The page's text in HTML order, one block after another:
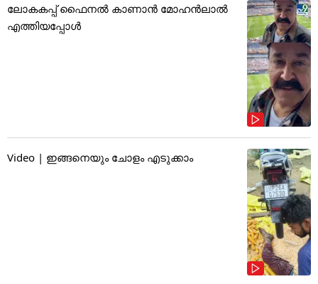
ലോകകപ്പ് ഫൈനൽ കാണാൻ മോഹൻലാൽ
എത്തിയപ്പോൾ
Video | ഇങ്ങനെയും ചോളം എടുക്കാം